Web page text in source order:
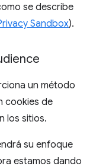
se describe
Sandbox).
un método
cookies de
los sitios.
su enfoque
estamos dando